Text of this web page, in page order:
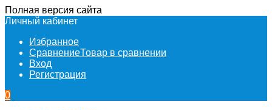
Полная версия сайта
Личный кабинет
Избранное
СравнениеТовар в сравнении
Вход
Регистрация
0